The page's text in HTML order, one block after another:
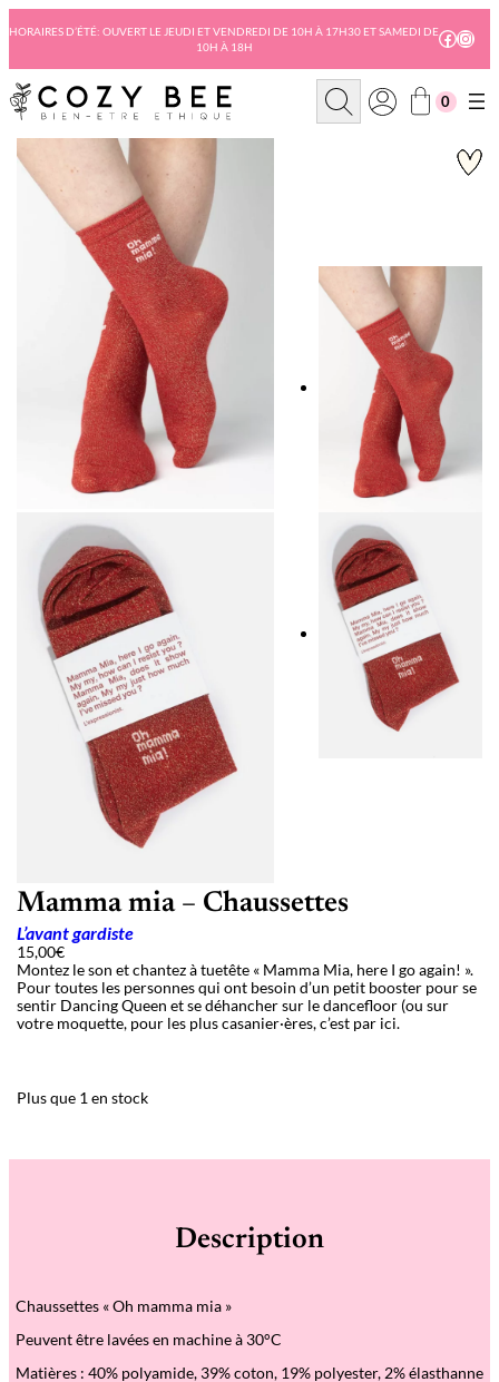
au
HORAIRES D’ÉTÉ: OUVERT LE JEUDI ET VENDREDI DE 10H À 17H30 ET SAMEDI DE
10H À 18H
R
c
0
Mamma mia – Chaussettes
L’avant gardiste
15,00€
Montez le son et chantez à tuetête « Mamma Mia, here I go again! ».
Pour toutes les personnes qui ont besoin d’un petit booster pour se
sentir Dancing Queen et se déhancher sur le dancefloor (ou sur
votre moquette, pour les plus casanier·ères, c’est par ici.
Plus que 1 en stock
Description
Chaussettes « Oh mamma mia »
Peuvent être lavées en machine à 30°C
Matières : 40% polyamide, 39% coton, 19% polyester, 2% élasthanne